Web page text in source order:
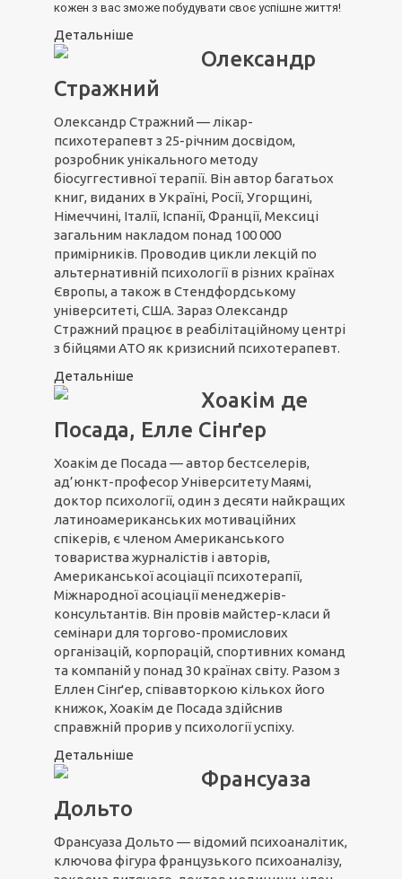
кожен з вас зможе побудувати своє успішне життя!
Детальніше
Олександр
Стражний
Олександр Стражний — лікар-
психотерапевт з 25-річним досвідом,
розробник унікального методу
біосуггестивної терапії. Він автор багатьох
книг, виданих в Україні, Росії, Угорщині,
Німеччині, Італії, Іспанії, Франції, Мексиці
загальним накладом понад 100 000
примірників. Проводив цикли лекцій по
альтернативній психології в різних країнах
Європы, а також в Стендфордському
університеті, США. Зараз Олександр
Стражний працює в реабілітаційному центрі
з бійцями АТО як кризисний психотерапевт.
Детальніше
Хоакім де
Посада, Елле Сінґер
Хоакім де Посада — автор бестселерів,
ад’юнкт-професор Університету Маямі,
доктор психології, один з десяти найкращих
латиноамериканських мотиваційних
спікерів, є членом Американського
товариства журналістів і авторів,
Американської асоціації психотерапії,
Міжнародної асоціації менеджерів-
консультантів. Він провів майстер-класи й
семінари для торгово-промислових
організацій, корпорацій, спортивних команд
та компаній у понад 30 країнах світу. Разом з
Еллен Сінґер, співавторкою кількох його
книжок, Хоакім де Посада здійснив
справжній прорив у психології успіху.
Детальніше
Франсуаза
Дольто
Франсуаза Дольто — відомий психоаналітик,
ключова фігура французького психоаналізу,